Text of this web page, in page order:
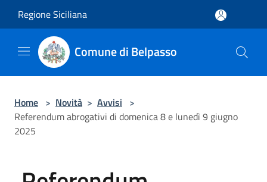
Regione Siciliana
Comune di Belpasso
Home > Novità > Avvisi >
Referendum abrogativi di domenica 8 e lunedì 9 giugno
2025